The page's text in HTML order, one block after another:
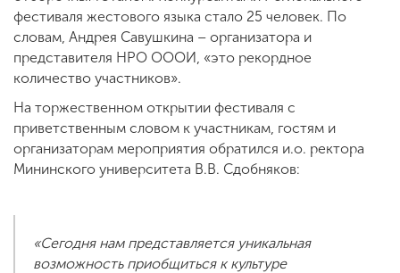
фестиваля жестового языка стало 25 человек. По
словам, Андрея Савушкина – организатора и
представителя НРО ОООИ, «это рекордное
количество участников».
На торжественном открытии фестиваля с
приветственным словом к участникам, гостям и
организаторам мероприятия обратился и.о. ректора
Мининского университета В.В. Сдобняков:
«Сегодня нам представляется уникальная
возможность приобщиться к культуре